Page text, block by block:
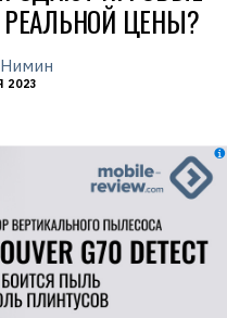
РЕАЛЬНОЙ ЦЕНЫ?
2023